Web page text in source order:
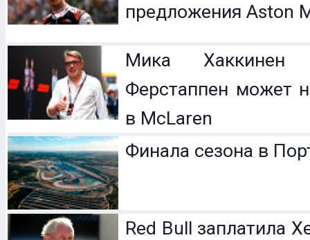
предложения Aston
Мика Хаккинен
Ферстаппен может
в McLaren
Финала сезона в
Red Bull заплатила